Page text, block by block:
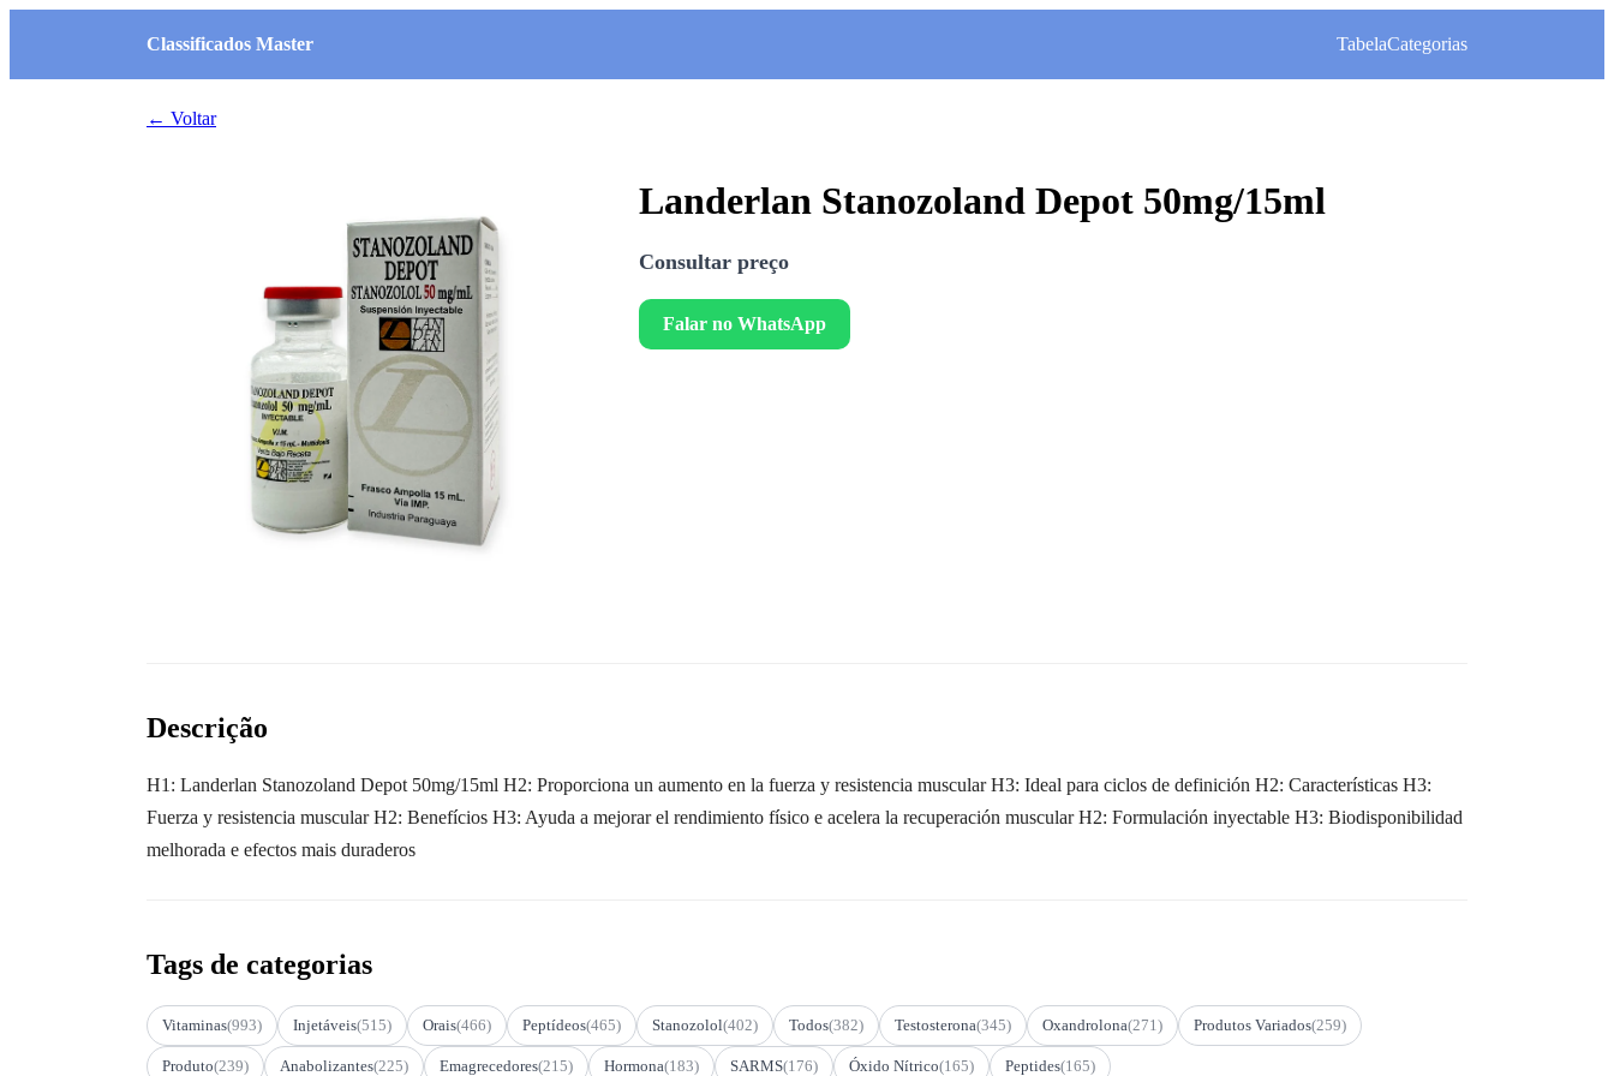
Classificados Master TabelaCategorias
← Voltar
Landerlan Stanozoland Depot 50mg/15ml
Consultar preço
Falar no WhatsApp
Descrição
H1: Landerlan Stanozoland Depot 50mg/15ml H2: Proporciona un aumento en la fuerza y resistencia muscular H3: Ideal para ciclos de definición H2: Características H3:
Fuerza y resistencia muscular H2: Benefícios H3: Ayuda a mejorar el rendimiento físico e acelera la recuperación muscular H2: Formulación inyectable H3: Biodisponibilidad
melhorada e efectos mais duraderos
Tags de categorias
Vitaminas(993) Injetáveis(515) Orais(466) Peptídeos(465) Stanozolol(402) Todos(382) Testosterona(345) Oxandrolona(271) Produtos Variados(259)
Produto(239) Anabolizantes(225) Emagrecedores(215) Hormona(183) SARMS(176) Óxido Nítrico(165) Peptides(165)